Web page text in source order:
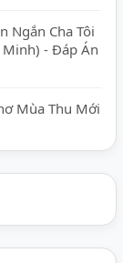
Ngắn Cha Tôi
- Đáp Án
Mùa Thu Mới